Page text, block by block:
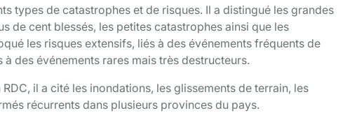
types de catastrophes et de risques. Il a distingué les grandes
de cent blessés, les petites catastrophes ainsi que les
les risques extensifs, liés à des événements fréquents de
des événements rares mais très destructeurs.
il a cité les inondations, les glissements de terrain, les
récurrents dans plusieurs provinces du pays.